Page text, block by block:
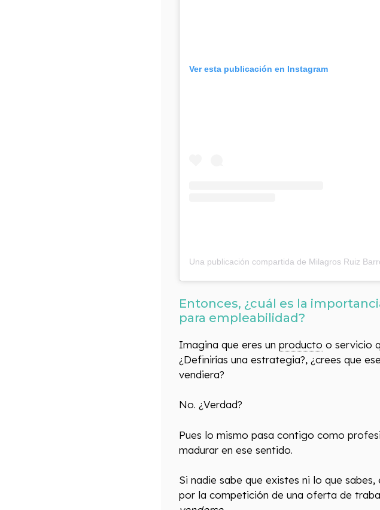
Ver esta publicación en Instagram
Entonces, ¿cuál es la
para empleabilidad?
Imagina que eres un producto o servicio
¿Definirías una estrategia?, ¿crees que ese
vendiera?
No. ¿Verdad?
Pues lo mismo pasa contigo como
madurar en ese sentido.
Si nadie sabe que existes ni lo que
por la competición de una oferta de